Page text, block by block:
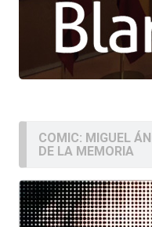
COMIC: MIGUEL
DE LA MEMORIA